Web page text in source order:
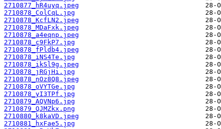
2710877_hR4uyq.jpeg
2710878_ColCqL.jpg
2710878_KcfLN2.jpeg
2710878_MDaFxk.jpeg
2710878_a4eqnp.jpeg
2710878_c9FkP7.jpg
2710878_fPldb4.jpeg
2710878_iNS4Te.jpg
2710878_ikSl9g.jpeg
2710878_jRGjHi.jpg
2710878_nOz8Q8.jpeg
2710878_oVYTGe.jpg
2710878_yI3TPf.jpg
2710879_AQVNp6.jpg
2710879_QJMZkx.png
2710880_k8kaVD.jpeg
2710881_hxFae5.jpg